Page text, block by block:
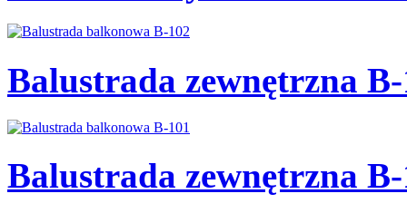
Balustrada zewnętrzna
Balustrada zewnętrzna